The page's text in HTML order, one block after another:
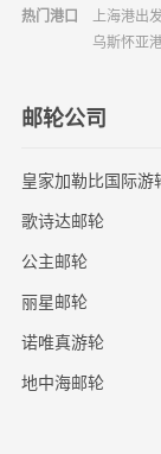
热门港口
上海港出
乌斯怀亚
邮轮公司
皇家加勒比国际游
歌诗达邮轮
公主邮轮
丽星邮轮
诺唯真游轮
地中海邮轮